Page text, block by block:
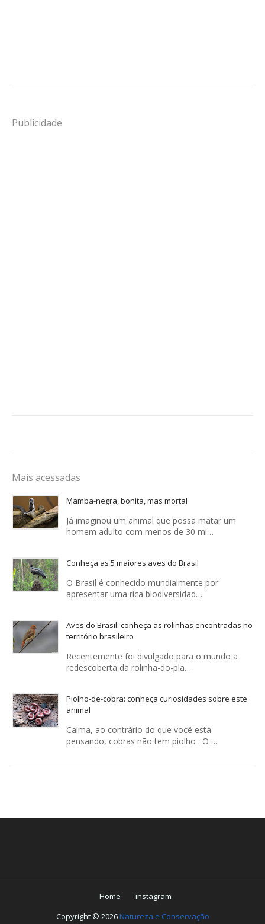
Publicidade
Mais acessadas
Mamba-negra, bonita, mas mortal
Já imaginou um animal que possa matar um
homem adulto com menos de 30 mi…
Conheça as 5 maiores aves do Brasil
O Brasil é conhecido mundialmente por
apresentar uma rica biodiversidad…
Aves do Brasil: conheça as rolinhas encontradas no
território brasileiro
Recentemente foi divulgado para o mundo a
redescoberta da rolinha-do-pla…
Piolho-de-cobra: conheça curiosidades sobre este
animal
Calma, ao contrário do que você está
pensando, cobras não tem piolho . O …
Home
instagram
Copyright © 2026Natureza e Conservação